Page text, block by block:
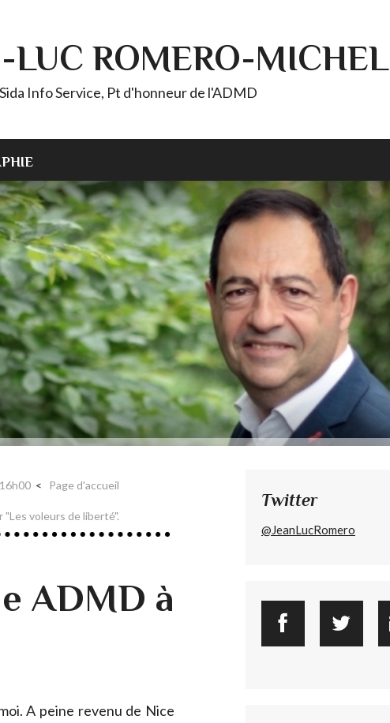
LUC ROMERO-MICHEL
Info Service, Pt d'honneur de l'ADMD
Page d'accueil
voleurs de liberté".
ADMD à
A peine revenu de Nice
Twitter
@JeanLucRomero